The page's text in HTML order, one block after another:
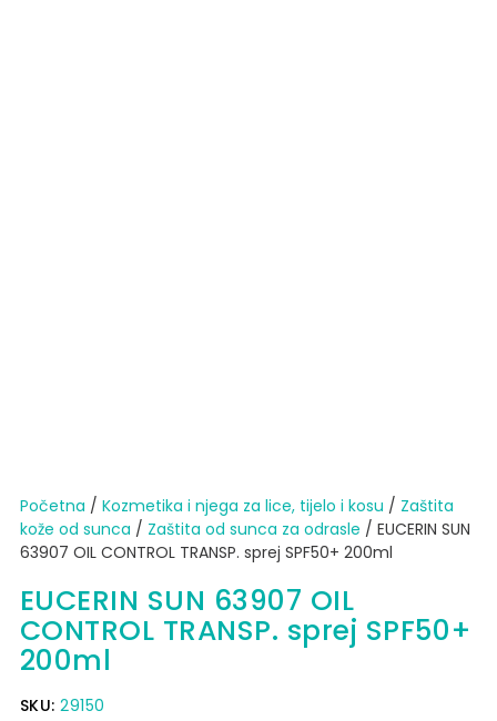
Početna / Kozmetika i njega za lice, tijelo i kosu / Zaštita
kože od sunca​ / Zaštita od sunca za odrasle / EUCERIN SUN
63907 OIL CONTROL TRANSP. sprej SPF50+ 200ml
EUCERIN SUN 63907 OIL
CONTROL TRANSP. sprej SPF50+
200ml
SKU:29150